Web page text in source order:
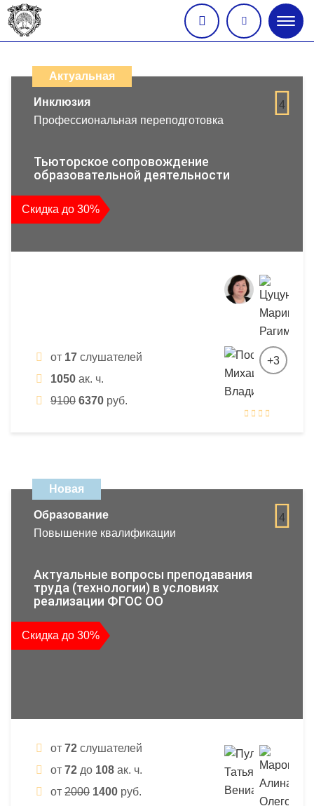
меню
дистанционных
образовательных
повышения
квалификации
и
профессиональной
Актуальная
4
Инклюзия
Профессиональная переподготовка
Тьюторское сопровождение
образовательной деятельности
Скидка до 30%
от 17 слушателей
1050 ак. ч.
9100 6370 руб.
+3
Новая
4
Образование
Повышение квалификации
Актуальные вопросы преподавания
труда (технологии) в условиях
реализации ФГОС ОО
Скидка до 30%
от 72 слушателей
от 72 до 108 ак. ч.
от 2000 1400 руб.